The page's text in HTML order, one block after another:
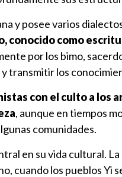
y posee varios
conocido como
por los bimo,
transmitir los
con el culto a los
, aunque en tiempos
comunidades.
en su vida cultural.
cuando los pueblos Yi